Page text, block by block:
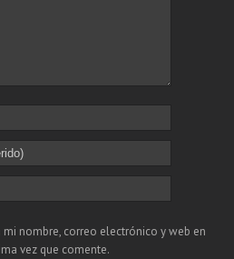
mi nombre, correo electrónico y web en
vez que comente.